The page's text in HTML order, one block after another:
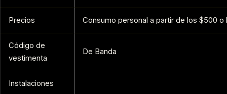
Precios Consumo personal a partir de los $500
Código de
vestimenta
De Banda
Instalaciones